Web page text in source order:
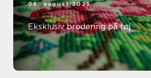
06. august 2025
Eksklusiv brodering på tøj